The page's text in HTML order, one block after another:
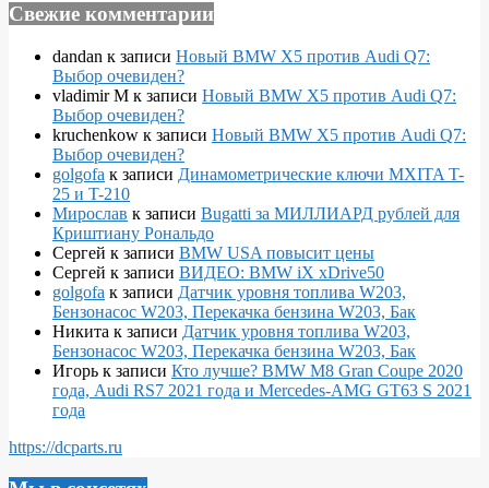
Свежие комментарии
dandan к записи Новый BMW X5 против Audi Q7:
Выбор очевиден?
vladimir M к записи Новый BMW X5 против Audi Q7:
Выбор очевиден?
kruchenkow к записи Новый BMW X5 против Audi Q7:
Выбор очевиден?
golgofa к записи Динамометрические ключи MXITA T-
25 и T-210
Мирослав к записи Bugatti за МИЛЛИАРД рублей для
Криштиану Рональдо
Сергей к записи BMW USA повысит цены
Сергей к записи ВИДЕО: BMW iX xDrive50
golgofa к записи Датчик уровня топлива W203,
Бензонасос W203, Перекачка бензина W203, Бак
Никита к записи Датчик уровня топлива W203,
Бензонасос W203, Перекачка бензина W203, Бак
Игорь к записи Кто лучше? BMW M8 Gran Coupe 2020
года, Audi RS7 2021 года и Mercedes-AMG GT63 S 2021
года
https://dcparts.ru